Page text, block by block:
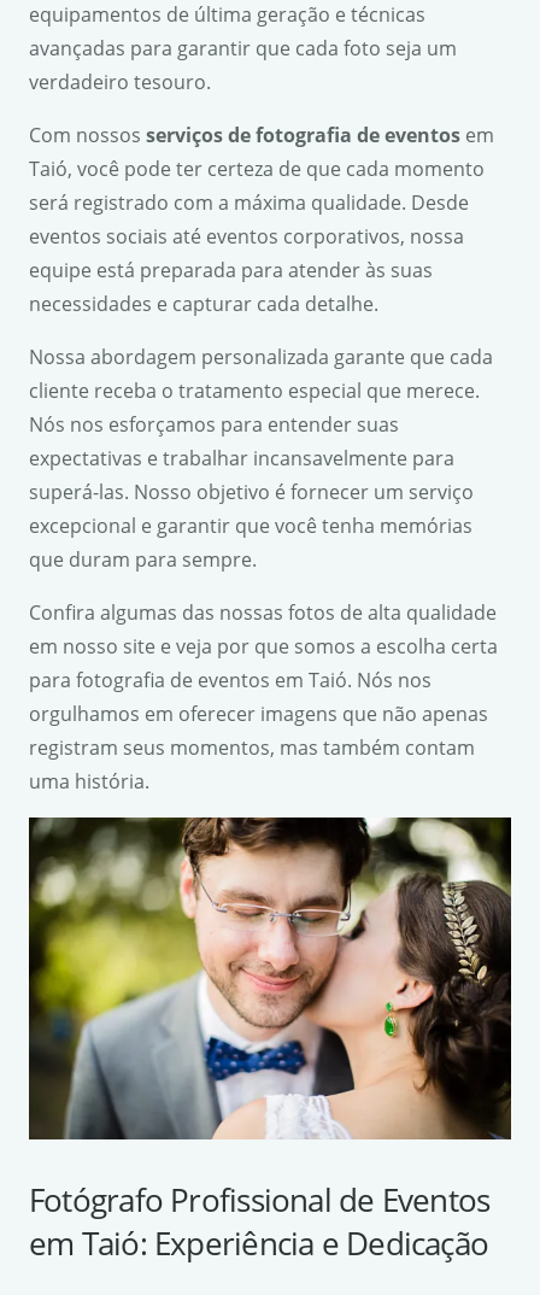
equipamentos de última geração e técnicas
avançadas para garantir que cada foto seja um
verdadeiro tesouro.
Com nossos serviços de fotografia de eventos em
Taió, você pode ter certeza de que cada momento
será registrado com a máxima qualidade. Desde
eventos sociais até eventos corporativos, nossa
equipe está preparada para atender às suas
necessidades e capturar cada detalhe.
Nossa abordagem personalizada garante que cada
cliente receba o tratamento especial que merece.
Nós nos esforçamos para entender suas
expectativas e trabalhar incansavelmente para
superá-las. Nosso objetivo é fornecer um serviço
excepcional e garantir que você tenha memórias
que duram para sempre.
Confira algumas das nossas fotos de alta qualidade
em nosso site e veja por que somos a escolha certa
para fotografia de eventos em Taió. Nós nos
orgulhamos em oferecer imagens que não apenas
registram seus momentos, mas também contam
uma história.
Fotógrafo Profissional de Eventos
em Taió: Experiência e Dedicação